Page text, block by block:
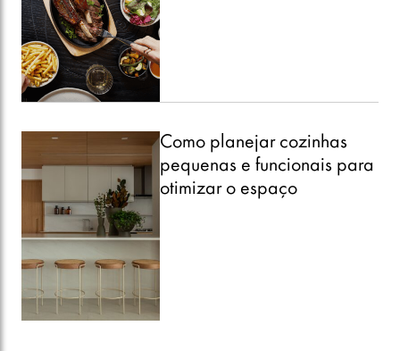
Como planejar cozinhas
pequenas e funcionais para
otimizar o espaço